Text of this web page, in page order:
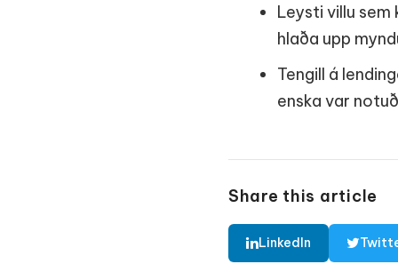
Leysti villu
hlaða upp
Tengill á
enska var
Share this article
LinkedIn